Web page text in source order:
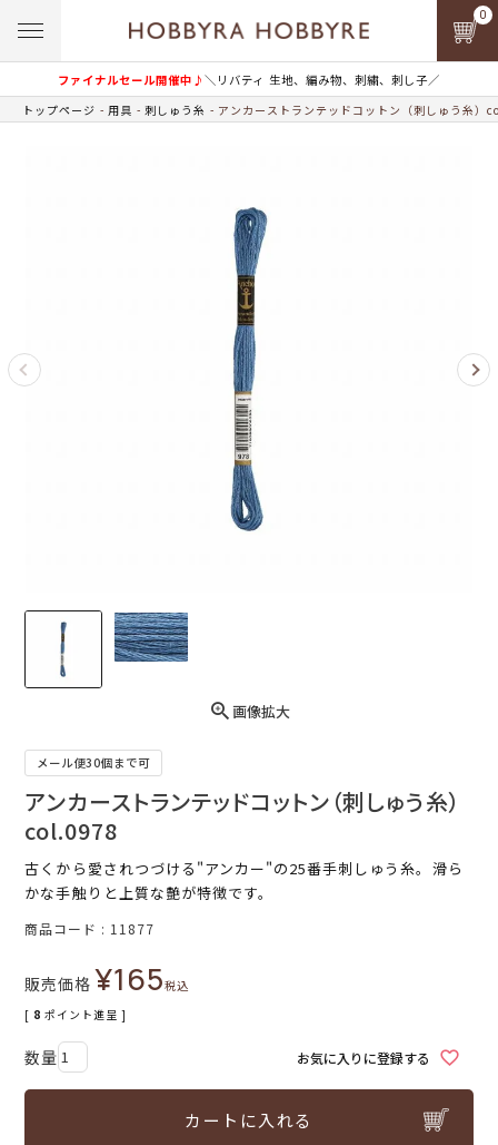
ファイナルセール開催中♪＼リバティ 生地、編み物、刺繍、刺し子／
0
トップページ 用具 刺しゅう糸 アンカーストランテッドコットン（刺しゅう糸）
画像拡大
メール便30個まで可
アンカーストランテッドコットン（刺しゅう糸）
col.0978
古くから愛されつづける"アンカー"の25番手刺しゅう糸。滑ら
かな手触りと上質な艶が特徴です。
商品コード 11877
販売価格 ¥165税込
[ 8 ポイント進呈 ]
お気に入りに登録する
カートに入れる